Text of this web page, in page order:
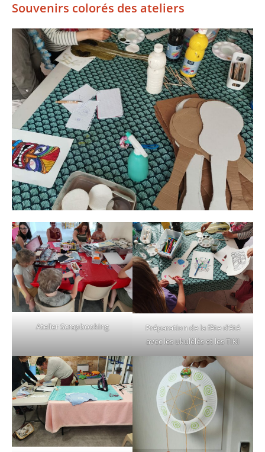
Souvenirs colorés des ateliers
Atelier Scrapbooking
Préparation de la fête d’été
avec les ukulélés et les TIKI